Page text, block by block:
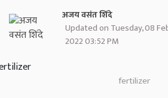
अजय वसंत शिंदे
Updated on Tuesday, 08
2022 03:52 PM
fertilizer